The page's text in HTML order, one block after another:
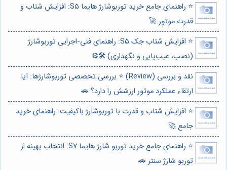
⭐️ راهنمای جامع خرید توربوشارژ هایما S5: افزایش شتاب و
قدرت موتور 🚀
⭐️ افزایش شتاب جک S5: راهنمای فنی-اجرایی توربوشارژ
(نصب، عیب‌یابی و نگهداری) 🛠️⚙️
نقد و بررسی (Review) ⭐️ بررسی تخصصی توربوشارژها: آیا
ارتقاء عملکرد موتور ارزشش را دارد؟ 🚗
⭐️ افزایش شتاب و قدرت با توربوشارژ باکیفیت: راهنمای خرید
جامع 🚀
⭐️ راهنمای جامع خرید توربو شارژ هایما S7: انتخاب بهینه از
توربو شارژ سنتر 🚗